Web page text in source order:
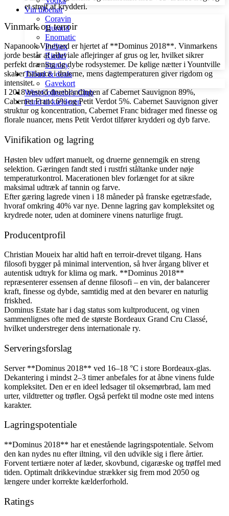
Vin tilbehør
Coravin
Durand
Enomatic
Pulltex
Riedel
Stanley
Tilbud & deals
Gavekort
WineCollector's Club
Fund til kælderen
et strejf af krydderi.
Vinmark og terroir
Napanook Vineyard er hjertet af **Dominus 2018**. Vinmarkens
jorde består af alluviale aflejringer af grus og ler, hvilket sikrer
perfekt dræning og dybe rodsystemer. De kølige nætter i Yountville
skaber balance i druerne, mens dagtemperaturen giver rigdom og
intensitet.
I 2018 bestod drueblandingen af Cabernet Sauvignon 89%,
Cabernet Franc 6% og Petit Verdot 5%. Cabernet Sauvignon giver
struktur og koncentration, Cabernet Franc bidrager med finesse og
florale nuancer, mens Petit Verdot tilfører krydderi og dyb farve.
Vinifikation og lagring
Høsten blev udført manuelt, og druerne gennemgik en streng
selektion. Gæringen fandt sted i rustfri ståltanke under nøje
temperaturkontrol. Macerationen blev forlænget for at sikre
maksimal udtræk af tannin og farve.
Efter gæring lagrede vinen i 18 måneder på franske egetræsfade,
hvoraf omkring 40% var nye. Denne lagring gav kompleksitet og
krydrede noter, uden at dominere vinens naturlige frugt.
Producentprofil
Christian Moueix har altid haft en terroir-drevet tilgang. Hans
filosofi bygger på minimal intervention, så hver årgang bliver et
autentisk udtryk for klima og mark. **Dominus 2018**
repræsenterer essensen af denne filosofi – en vin, der balancerer
kraft, finesse og dybde, samtidig med at den bevarer en naturlig
friskhed.
Dominus Estate har i dag status som kultproducent, og vinen
sammenlignes ofte med de største Bordeaux Grand Cru Classé,
hvilket understreger dens internationale ry.
Serveringsforslag
Server **Dominus 2018** ved 16–18 °C i store Bordeaux-glas.
Dekantering i mindst 2–3 timer anbefales for at åbne vinens fulde
kompleksitet. Den er en ideel ledsager til oksemørbrad, lam med
urter, vildtretter og trøfler. Også perfekt til modne oste med intens
karakter.
Lagringspotentiale
**Dominus 2018** har et enestående lagringspotentiale. Selvom
den kan nydes nu efter iltning, vil den udvikle sig i flere årtier.
Forvent tertiære noter af læder, skovbund, cigaræske og trøffel med
tiden. Optimalt drikkevindue strækker sig frem mod 2050 og
længere under korrekte kælderforhold.
Ratings